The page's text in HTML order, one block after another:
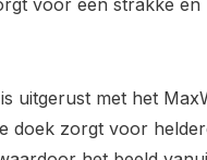
voor een strakke en
uitgerust met het
doek zorgt voor